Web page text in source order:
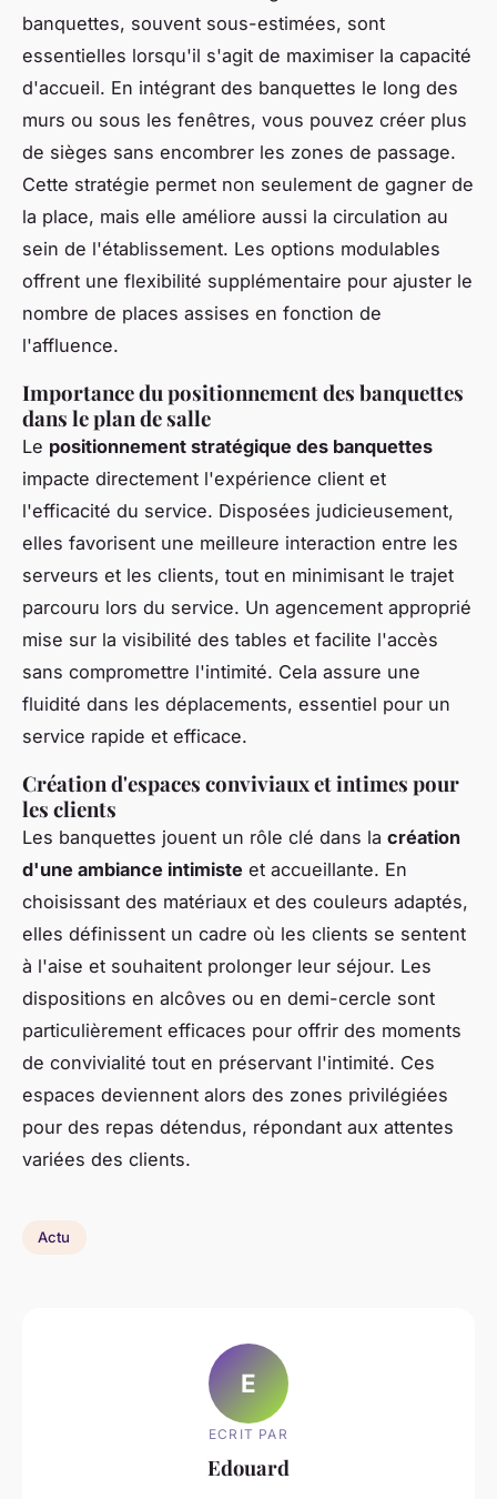
banquettes, souvent sous-estimées, sont
essentielles lorsqu'il s'agit de maximiser la capacité
d'accueil. En intégrant des banquettes le long des
murs ou sous les fenêtres, vous pouvez créer plus
de sièges sans encombrer les zones de passage.
Cette stratégie permet non seulement de gagner de
la place, mais elle améliore aussi la circulation au
sein de l'établissement. Les options modulables
offrent une flexibilité supplémentaire pour ajuster le
nombre de places assises en fonction de
l'affluence.
Importance du positionnement des banquettes
dans le plan de salle
Le positionnement stratégique des banquettes
impacte directement l'expérience client et
l'efficacité du service. Disposées judicieusement,
elles favorisent une meilleure interaction entre les
serveurs et les clients, tout en minimisant le trajet
parcouru lors du service. Un agencement approprié
mise sur la visibilité des tables et facilite l'accès
sans compromettre l'intimité. Cela assure une
fluidité dans les déplacements, essentiel pour un
service rapide et efficace.
Création d'espaces conviviaux et intimes pour
les clients
Les banquettes jouent un rôle clé dans la création
d'une ambiance intimiste et accueillante. En
choisissant des matériaux et des couleurs adaptés,
elles définissent un cadre où les clients se sentent
à l'aise et souhaitent prolonger leur séjour. Les
dispositions en alcôves ou en demi-cercle sont
particulièrement efficaces pour offrir des moments
de convivialité tout en préservant l'intimité. Ces
espaces deviennent alors des zones privilégiées
pour des repas détendus, répondant aux attentes
variées des clients.
Actu
E
ECRIT PAR
Edouard